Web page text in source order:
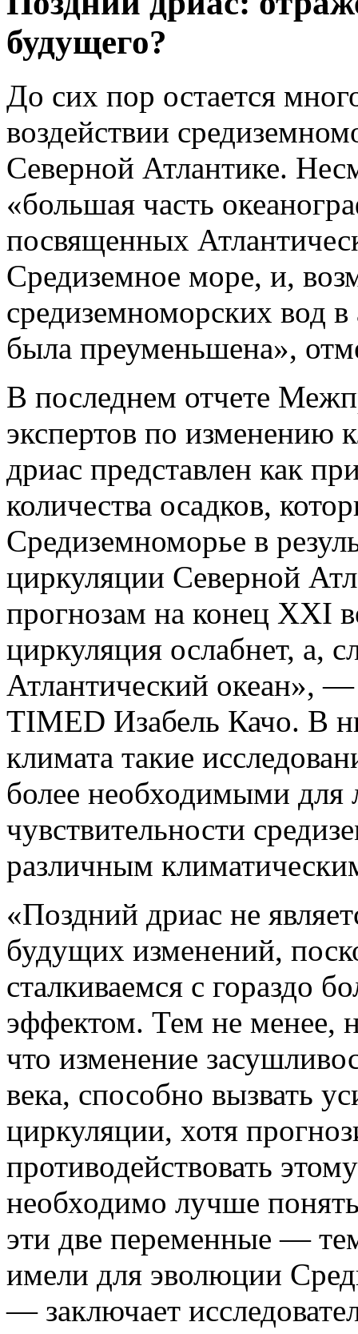
будущего?
До сих пор остается
воздействии
Северной Атлантике.
«большая часть
посвященных
Средиземное море, и,
средиземноморских вод
была преуменьшена»,
В последнем отчете
экспертов по
дриас представлен как
количества осадков,
Средиземноморье в
циркуляции Северной
прогнозам на конец XXI
циркуляция ослабнет, а,
Атлантический океан», —
TIMED Изабель Качо. В
климата такие
более необходимыми
чувствительности
различным
«Поздний дриас не
будущих изменений,
сталкиваемся с гораздо
эффектом. Тем не менее,
что изменение
века, способно вызвать
циркуляции, хотя
противодействовать
необходимо лучше
эти две переменные —
имели для эволюции
— заключает